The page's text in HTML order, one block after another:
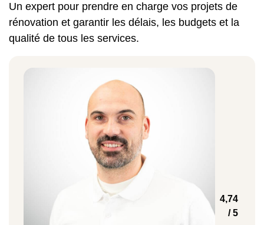
surface à rénover et la nature des travaux à
réaliser impactent également le tarif appliqué
par les professionnels pour la rénovation des
qui indique le coût appliqué pour certains
Types de travaux
Isolation des murs
Un expert pour prendre en charge vos projets de
rénovation et garantir les délais, les budgets et la
qualité de tous les services.
4,74
/ 5